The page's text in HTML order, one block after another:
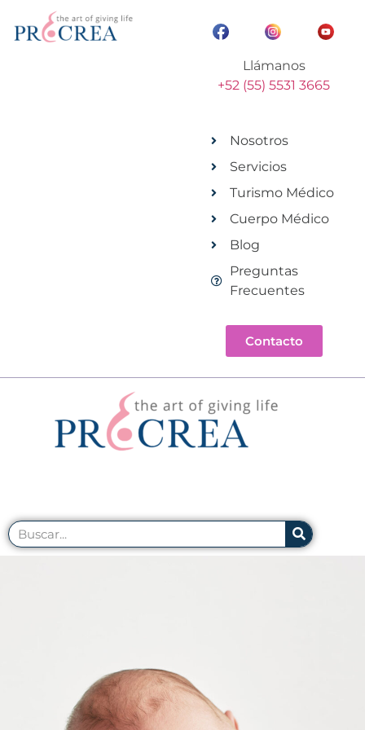
Llámanos
+52 (55) 5531 3665
Nosotros
Servicios
Turismo Médico
Cuerpo Médico
Blog
Preguntas
Frecuentes
Contacto